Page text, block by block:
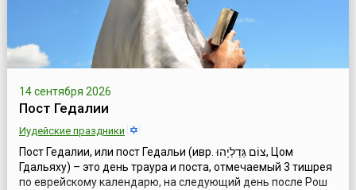
14 сентября 2026
Пост Гедалии
Иудейские праздники
Пост Гедалии, или пост Гедальи (ивр. ‏צוֹם גְּדַלְיָהוּ‏‎, Цом
Гдальяху) – это день траура и поста, отмечаемый 3 тишрея
по еврейскому календарю, на следующий день после Рош